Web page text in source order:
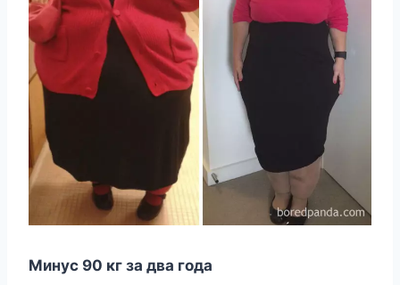
Минуc 90 кг за два гoда